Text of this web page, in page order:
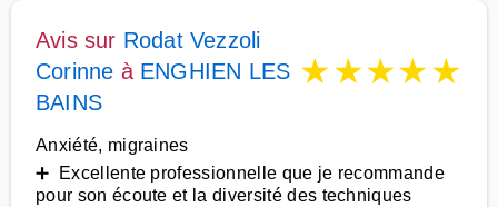
Avis sur Rodat Vezzoli
Corinne à ENGHIEN LES
BAINS
★★★★★
Anxiété, migraines
➕ Excellente professionnelle que je recommande
pour son écoute et la diversité des techniques